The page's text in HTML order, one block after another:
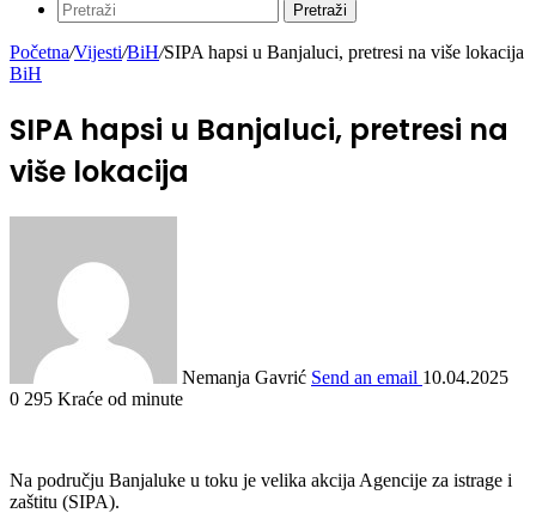
Pretraži
Početna/Vijesti/BiH/SIPA hapsi u Banjaluci, pretresi na više lokacija
BiH
SIPA hapsi u Banjaluci, pretresi na
više lokacija
Nemanja Gavrić Send an email 10.04.2025
0 295 Kraće od minute
Na području Banjaluke u toku je velika akcija Agencije za istrage i
zaštitu (SIPA).